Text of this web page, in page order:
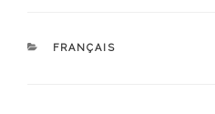
CATÉGORIES
FRANÇAIS